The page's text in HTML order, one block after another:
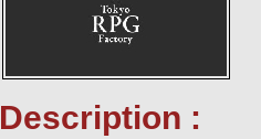
Description :